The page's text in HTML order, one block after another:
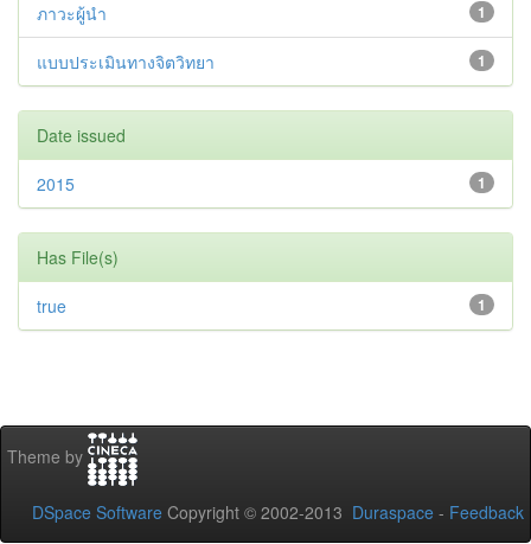
1
ภาวะผู้นำ
1
แบบประเมินทางจิตวิทยา
Date issued
1
2015
Has File(s)
1
true
Theme by
DSpace Software Copyright © 2002-2013 Duraspace - Feedback